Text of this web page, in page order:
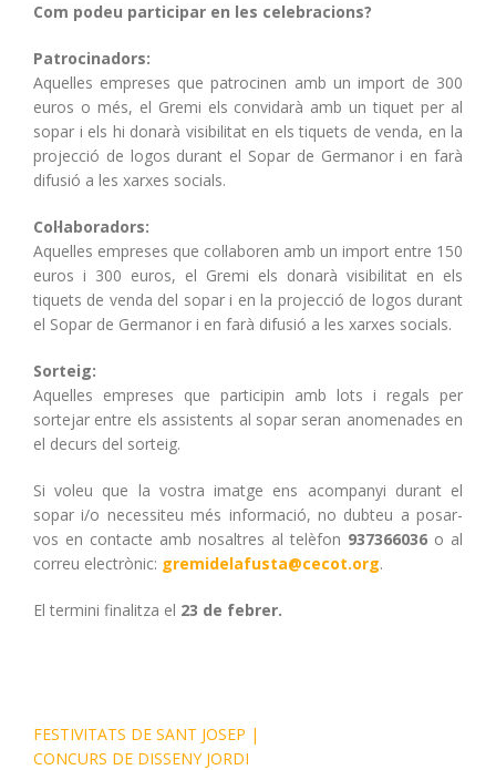
Com podeu participar en les celebracions?
Patrocinadors:
Aquelles empreses que patrocinen amb un import de 300
euros o més, el Gremi els convidarà amb un tiquet per al
sopar i els hi donarà visibilitat en els tiquets de venda, en la
projecció de logos durant el Sopar de Germanor i en farà
difusió a les xarxes socials.
Col·laboradors:
Aquelles empreses que col·laboren amb un import entre 150
euros i 300 euros, el Gremi els donarà visibilitat en els
tiquets de venda del sopar i en la projecció de logos durant
el Sopar de Germanor i en farà difusió a les xarxes socials.
Sorteig:
Aquelles empreses que participin amb lots i regals per
sortejar entre els assistents al sopar seran anomenades en
el decurs del sorteig.
Si voleu que la vostra imatge ens acompanyi durant el
sopar i/o necessiteu més informació, no dubteu a posar-
vos en contacte amb nosaltres al telèfon 937366036 o al
correu electrònic: gremidelafusta@cecot.org.
El termini finalitza el 23 de febrer.
FESTIVITATS DE SANT JOSEP |
CONCURS DE DISSENY JORDI